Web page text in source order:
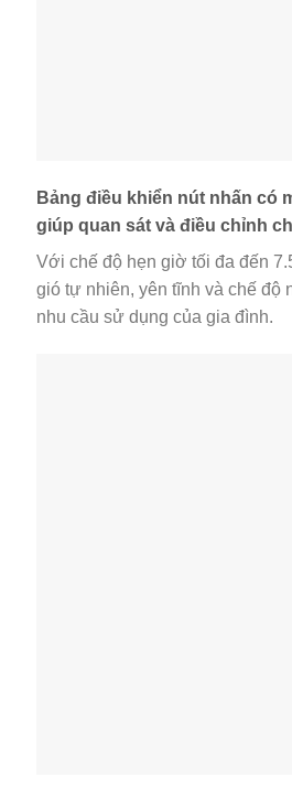
Bảng điều khiển nút nhấn có
giúp quan sát và điều chỉnh
Với chế độ hẹn giờ tối đa đến
gió tự nhiên, yên tĩnh và chế độ
nhu cầu sử dụng của gia đình.